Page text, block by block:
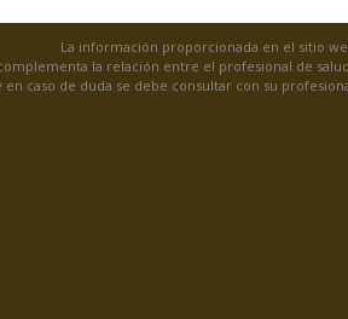
La información proporcionada en el sitio
la relación entre el profesional de
en caso de duda se debe consultar con su